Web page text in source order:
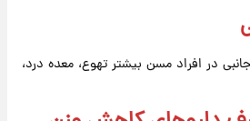
در افراد مسن بیشتر تهوع، معده درد،